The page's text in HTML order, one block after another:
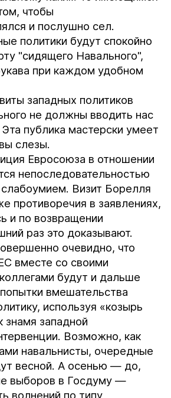
чтобы
и послушно сел.
политики будут спокойно
"сидящего Навального",
при каждом удобном
западных политиков
не должны вводить нас
публика мастерски умеет
слезы.
Евросоюза в отношении
непоследовательностью
Визит Борелля
противоречия в заявлениях,
и по возвращении
раз это доказывают.
очевидно, что
вместе со своими
будут и дальше
вмешательства
используя «козырь
знамя западной
Возможно, как
навальнисты, очередные
весной. А осенью — до,
выборов в Госдуму —
волнений по типу